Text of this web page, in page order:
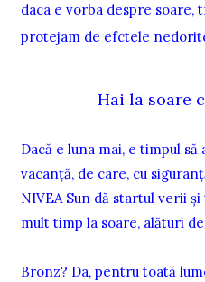
daca e vorba despre soare,
protejam de efctele
Hai la soare
Dacă e luna mai, e timpul
vacanţă, de care, cu
NIVEA Sun dă startul verii
mult timp la soare, alături
Bronz? Da, pentru toată